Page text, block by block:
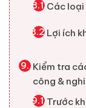
Các loại
Lợi ích
Kiểm tra
công &
Trước